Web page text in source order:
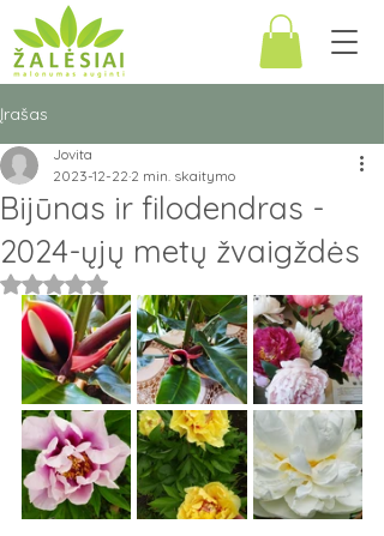
Įrašas
Bijūnas ir filodendras -
2024-ųjų metų žvaigždės
Jovita
2023-12-22 2 min. skaitymo
Įvertinta NaN iš 5 žvaigždučių.